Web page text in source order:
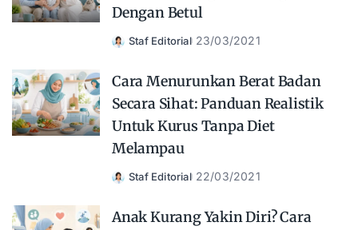
Dengan Betul
Posted
Staf Editorial 23/03/2021
Cara Menurunkan Berat Badan
Secara Sihat: Panduan Realistik
Untuk Kurus Tanpa Diet
Melampau
Posted
Staf Editorial 22/03/2021
Anak Kurang Yakin Diri? Cara